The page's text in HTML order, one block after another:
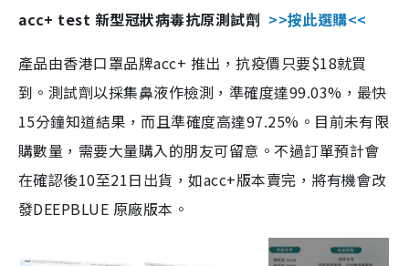
acc+ test 新型冠狀病毒抗原測試劑 >>按此選購<<
產品由香港口罩品牌acc+ 推出，抗疫價只要$18就買
到。測試劑以採集鼻液作檢測，準確度達99.03%，最快
15分鐘知道結果，而且準確度高達97.25%。目前未有限
購數量，需要大量購入的朋友可留意。不過訂單預計會
在確認後10至21日出貨，如acc+版本賣完，將有機會改
發DEEPBLUE 原廠版本。